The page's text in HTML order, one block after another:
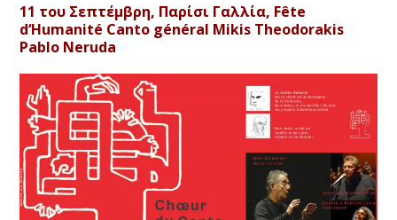
11 του Σεπτέμβρη, Παρίσι Γαλλία, Fête
d‘Humanité Canto général Mikis Theodorakis
Pablo Neruda